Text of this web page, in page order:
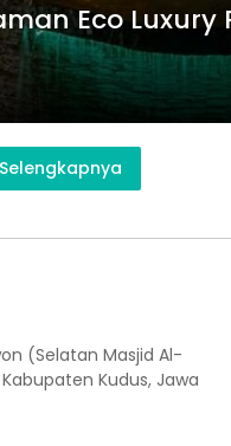
Eco Luxury
Selengkapnya
(Selatan Masjid Al-
Kudus, Jawa